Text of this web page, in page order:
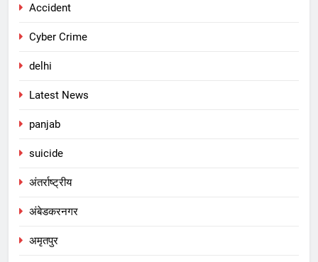
Accident
Cyber Crime
delhi
Latest News
panjab
suicide
अंतर्राष्ट्रीय
अंबेडकरनगर
अमृतपुर